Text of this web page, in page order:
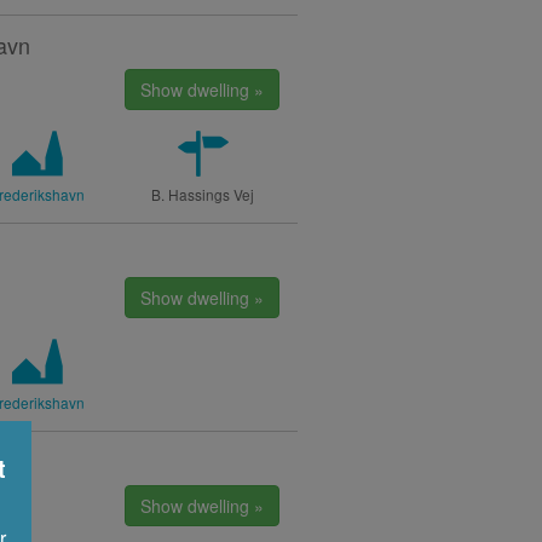
Show dwelling »
B. Hassings Vej
Show dwelling »
Show dwelling »